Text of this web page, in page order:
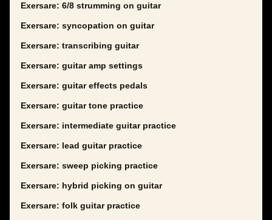
Exersare: 6/8 strumming on guitar
Exersare: syncopation on guitar
Exersare: transcribing guitar
Exersare: guitar amp settings
Exersare: guitar effects pedals
Exersare: guitar tone practice
Exersare: intermediate guitar practice
Exersare: lead guitar practice
Exersare: sweep picking practice
Exersare: hybrid picking on guitar
Exersare: folk guitar practice